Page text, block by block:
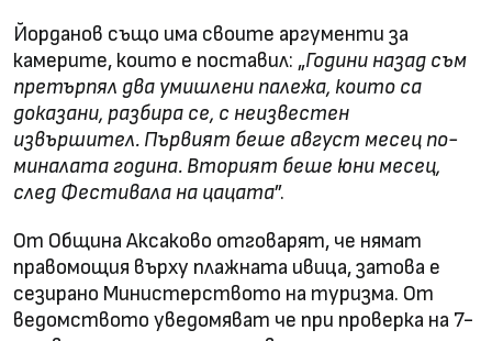
Йорданов също има своите аргументи за
камерите, които е поставил: „Години назад съм
претърпял два умишлени палежа, които са
доказани, разбира се, с неизвестен
извършител. Първият беше август месец по-
миналата година. Вторият беше юни месец,
след Фестивала на цацата”.
От Община Аксаково отговарят, че нямат
правомощия върху плажната ивица, затова е
сезирано Министерството на туризма. От
ведомството уведомяват че при проверка на 7-